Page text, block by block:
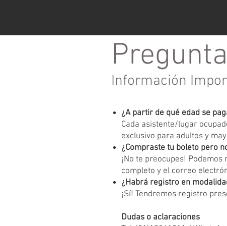
Información
¿A partir de qué edad se
Cada asistente/lugar
exclusivo para adultos y
¿Compraste tu boleto pero
¡No te preocupes!
completo y el correo
¿Habrá registro en
¡Sí! Tendremos registro
Dudas o aclaraciones